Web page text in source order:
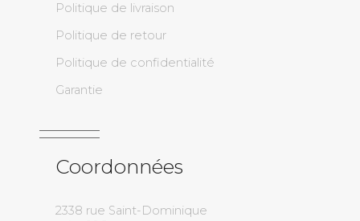
Politique de livraison
Politique de retour
Politique de confidentialité
Garantie
Coordonnées
2338 rue Saint-Dominique